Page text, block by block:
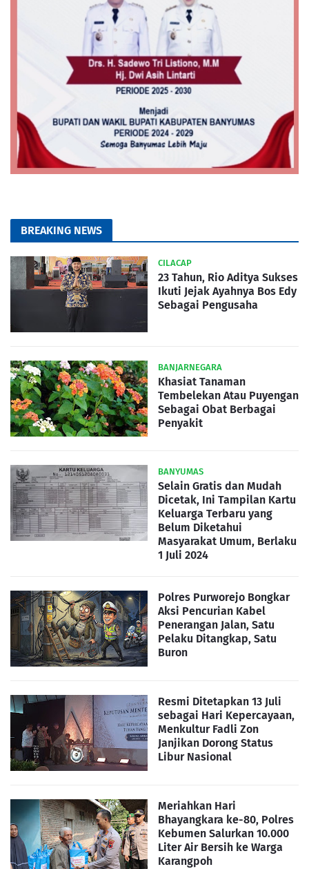
BREAKING NEWS
CILACAP
23 Tahun, Rio Aditya Sukses
Ikuti Jejak Ayahnya Bos Edy
Sebagai Pengusaha
BANJARNEGARA
Khasiat Tanaman
Tembelekan Atau Puyengan
Sebagai Obat Berbagai
Penyakit
BANYUMAS
Selain Gratis dan Mudah
Dicetak, Ini Tampilan Kartu
Keluarga Terbaru yang
Belum Diketahui
Masyarakat Umum, Berlaku
1 Juli 2024
Polres Purworejo Bongkar
Aksi Pencurian Kabel
Penerangan Jalan, Satu
Pelaku Ditangkap, Satu
Buron
Resmi Ditetapkan 13 Juli
sebagai Hari Kepercayaan,
Menkultur Fadli Zon
Janjikan Dorong Status
Libur Nasional
Meriahkan Hari
Bhayangkara ke-80, Polres
Kebumen Salurkan 10.000
Liter Air Bersih ke Warga
Karangpoh